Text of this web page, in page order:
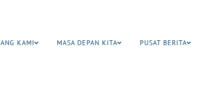
KAMI MASA DEPAN KITA PUSAT BERITA